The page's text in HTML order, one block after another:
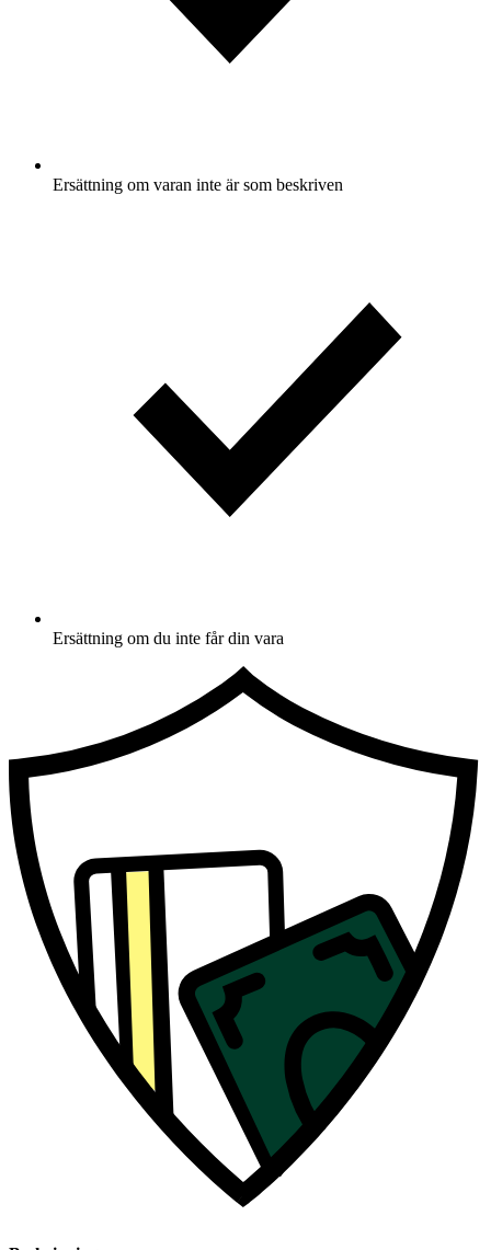
Ersättning om varan inte är som beskriven
Ersättning om du inte får din vara